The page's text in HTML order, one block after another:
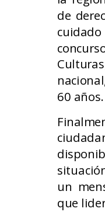
de
60 años.
un
que